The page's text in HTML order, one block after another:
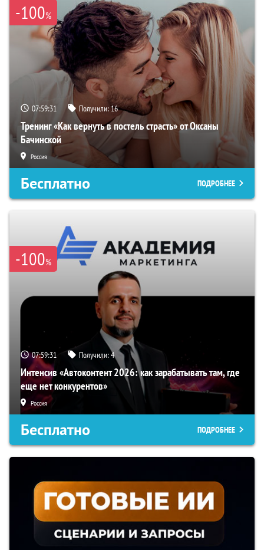
-100%
07:59:30 Получили:16
Тренинг «Как вернуть в постель страсть» от Оксаны
Бачинской
Россия
Бесплатно ПОДРОБНЕЕ
-100%
07:59:30 Получили:4
Интенсив «Автоконтент 2026: как зарабатывать там, где
еще нет конкурентов»
Россия
Бесплатно ПОДРОБНЕЕ